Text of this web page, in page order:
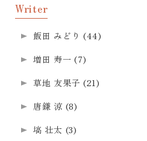
Writer
飯田 みどり (44)
増田 寿一 (7)
草地 友果子 (21)
唐鎌 涼 (8)
塙 壮太 (3)